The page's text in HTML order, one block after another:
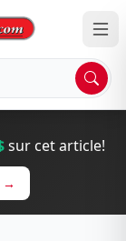
sur cet article!
→